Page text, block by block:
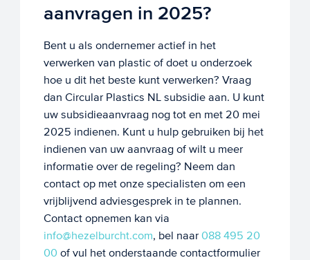
aanvragen in 2025?
Bent u als ondernemer actief in het
verwerken van plastic of doet u onderzoek
hoe u dit het beste kunt verwerken? Vraag
dan Circular Plastics NL subsidie aan. U kunt
uw subsidieaanvraag nog tot en met 20 mei
2025 indienen. Kunt u hulp gebruiken bij het
indienen van uw aanvraag of wilt u meer
informatie over de regeling? Neem dan
contact op met onze specialisten om een
vrijblijvend adviesgesprek in te plannen.
Contact opnemen kan via
info@hezelburcht.com, bel naar 088 495 20
00 of vul het onderstaande contactformulier